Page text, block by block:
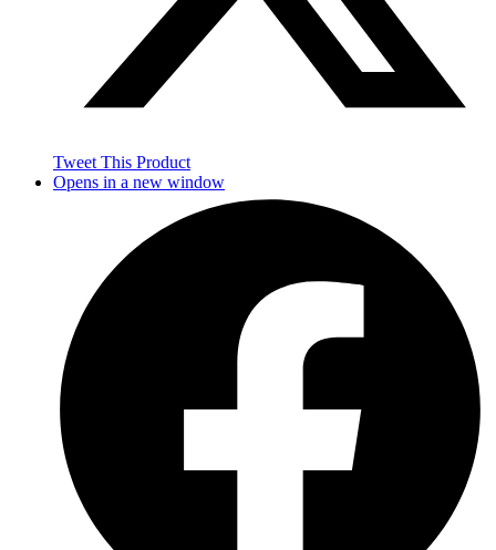
Tweet This Product
Opens in a new window